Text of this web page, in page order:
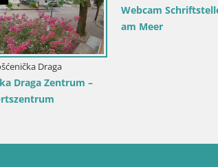
Kroatien / Split-Dalmatien / Bol
Webcam Bol Hafen & Ortszentrum –
Liveblick aus Bol auf der Insel Brač